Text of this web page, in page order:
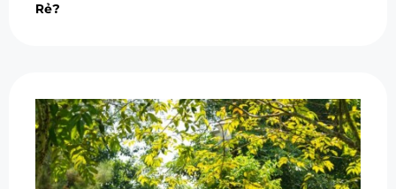
Rẻ?